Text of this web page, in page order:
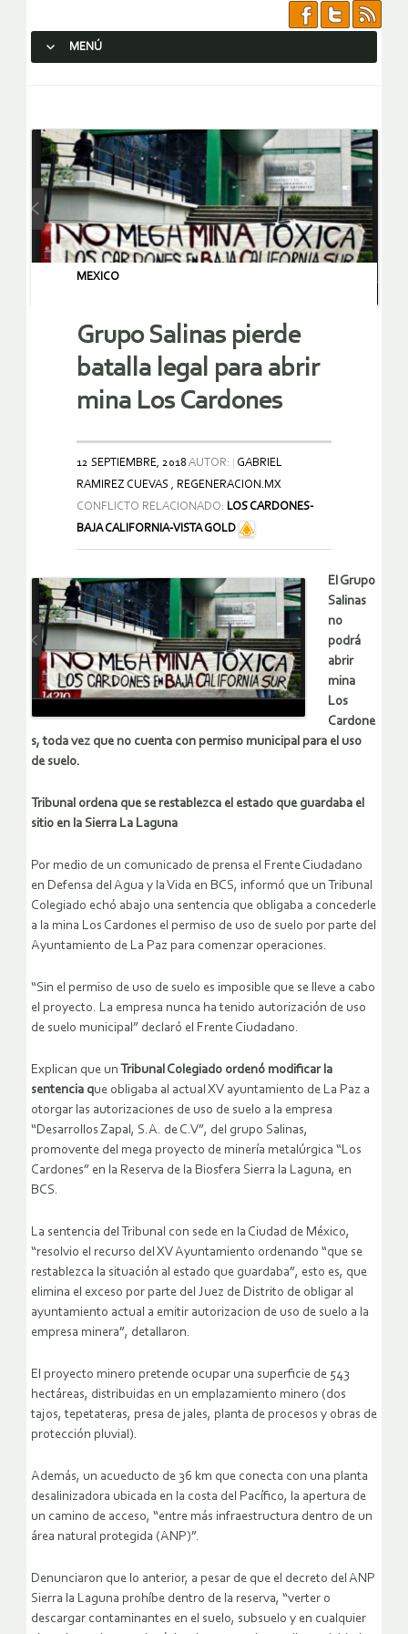
MENÚ
MEXICO
Grupo Salinas pierde
batalla legal para abrir
mina Los Cardones
12 SEPTIEMBRE, 2018 AUTOR:
GABRIEL
RAMIREZ CUEVAS , REGENERACION.MX
CONFLICTO RELACIONADO: LOS CARDONES-
BAJA CALIFORNIA-VISTA GOLD
El Grupo
Salinas
no
podrá
abrir
mina
Los
Cardone
s, toda vez que no cuenta con permiso municipal para el uso
de suelo.
Tribunal ordena que se restablezca el estado que guardaba el
sitio en la Sierra La Laguna
Por medio de un comunicado de prensa el Frente Ciudadano
en Defensa del Agua y la Vida en BCS, informó que un Tribunal
Colegiado echó abajo una sentencia que obligaba a concederle
a la mina Los Cardones el permiso de uso de suelo por parte del
Ayuntamiento de La Paz para comenzar operaciones.
“Sin el permiso de uso de suelo es imposible que se lleve a cabo
el proyecto. La empresa nunca ha tenido autorización de uso
de suelo municipal” declaró el Frente Ciudadano.
Explican que un Tribunal Colegiado ordenó modificar la
sentencia que obligaba al actual XV ayuntamiento de La Paz a
otorgar las autorizaciones de uso de suelo a la empresa
“Desarrollos Zapal, S.A. de C.V”, del grupo Salinas,
promovente del mega proyecto de minería metalúrgica “Los
Cardones” en la Reserva de la Biosfera Sierra la Laguna, en
BCS.
La sentencia del Tribunal con sede en la Ciudad de México,
“resolvio el recurso del XV Ayuntamiento ordenando “que se
restablezca la situación al estado que guardaba”, esto es, que
elimina el exceso por parte del Juez de Distrito de obligar al
ayuntamiento actual a emitir autorizacion de uso de suelo a la
empresa minera”, detallaron.
El proyecto minero pretende ocupar una superficie de 543
hectáreas, distribuidas en un emplazamiento minero (dos
tajos, tepetateras, presa de jales, planta de procesos y obras de
protección pluvial).
Además, un acueducto de 36 km que conecta con una planta
desalinizadora ubicada en la costa del Pacífico, la apertura de
un camino de acceso, “entre más infraestructura dentro de un
área natural protegida (ANP)”.
Denunciaron que lo anterior, a pesar de que el decreto del ANP
Sierra la Laguna prohíbe dentro de la reserva, “verter o
descargar contaminantes en el suelo, subsuelo y en cualquier